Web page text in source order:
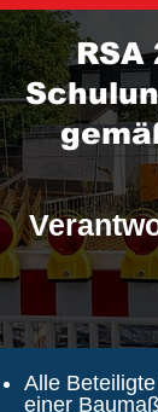
RSA
Alle
einer